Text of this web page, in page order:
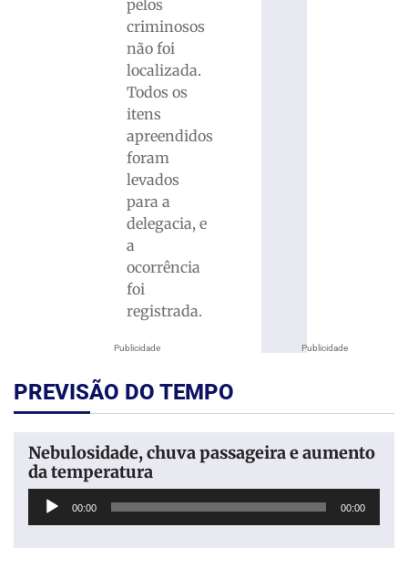
Publicidade
pelos
criminosos
não foi
localizada.
Todos os
itens
apreendidos
foram
levados
para a
delegacia, e
a
ocorrência
foi
registrada.
Publicidade
PREVISÃO DO TEMPO
Nebulosidade, chuva passageira e aumento
da temperatura
Tocador
00:00 00:00